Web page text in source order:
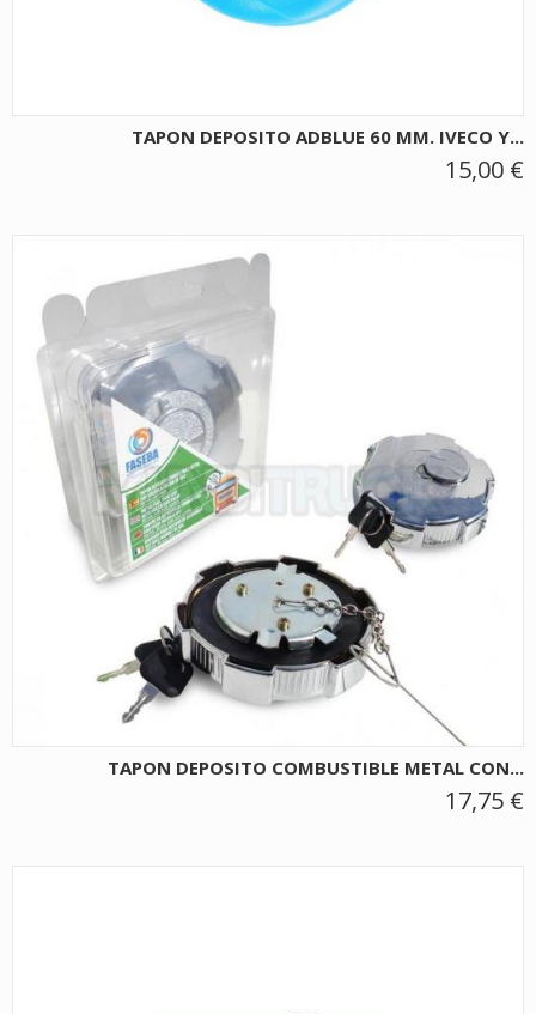
TAPON DEPOSITO ADBLUE 60 MM. IVECO Y...
15,00 €
TAPON DEPOSITO COMBUSTIBLE METAL CON...
17,75 €